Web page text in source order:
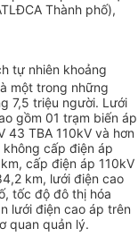
Thành phố),
tự nhiên khoảng
một trong những
7,5 triệu người. Lưới
gồm 01 trạm biến áp
43 TBA 110kV và hơn
cấp điện áp
cấp điện áp 110kV
km, lưới điện cao
, tốc độ đô thị hóa
lưới điện cao áp trên
quan quản lý.